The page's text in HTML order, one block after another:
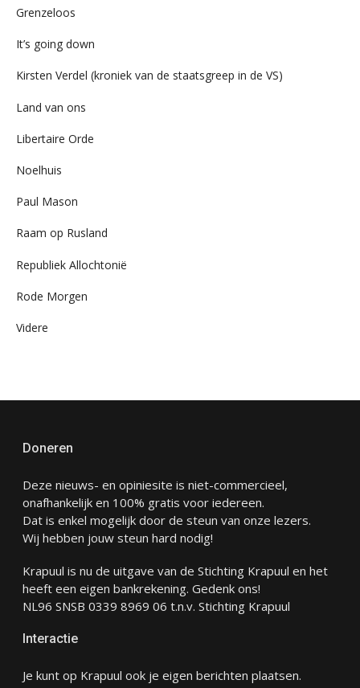
Grenzeloos
It’s going down
Kirsten Verdel (kroniek van de staatsgreep in de VS)
Land van ons
Libertaire Orde
Noelhuis
Paul Mason
Raam op Rusland
Republiek Allochtonië
Rode Morgen
Videre
Doneren
Deze nieuws- en opiniesite is niet-commercieel,
onafhankelijk en 100% gratis voor iedereen.
Dat is enkel mogelijk door de steun van onze lezers.
Wij hebben jouw steun hard nodig!
Krapuul is nu de uitgave van de Stichting Krapuul en het
heeft een eigen bankrekening. Gedenk ons!
NL96 SNSB 0339 8969 06 t.n.v. Stichting Krapuul
Interactie
Je kunt op Krapuul ook je eigen berichten plaatsen.